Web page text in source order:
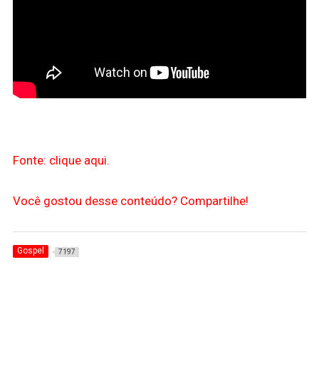
Fonte: clique aqui.
Você gostou desse conteúdo? Compartilhe!
Gospel 7197